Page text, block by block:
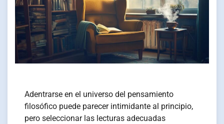
Adentrarse en el universo del pensamiento
filosófico puede parecer intimidante al principio,
pero seleccionar las lecturas adecuadas